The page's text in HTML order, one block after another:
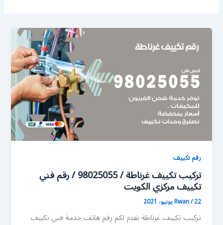
رقم تكييف
تركيب تكييف غرناطة / 98025055 / رقم فني
تكييف مركزي الكويت
Rwan/22 يونيو، 2021
تركيب تكييف غرناطة نقدم لكم رقم هاتف خدمة فني تكييف